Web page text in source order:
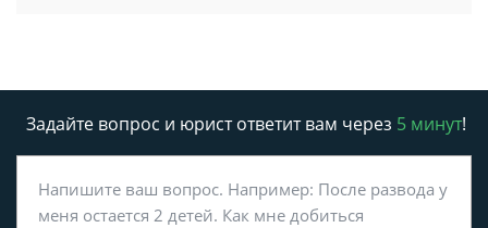
Задайте вопрос и юрист ответит вам через 5 минут!